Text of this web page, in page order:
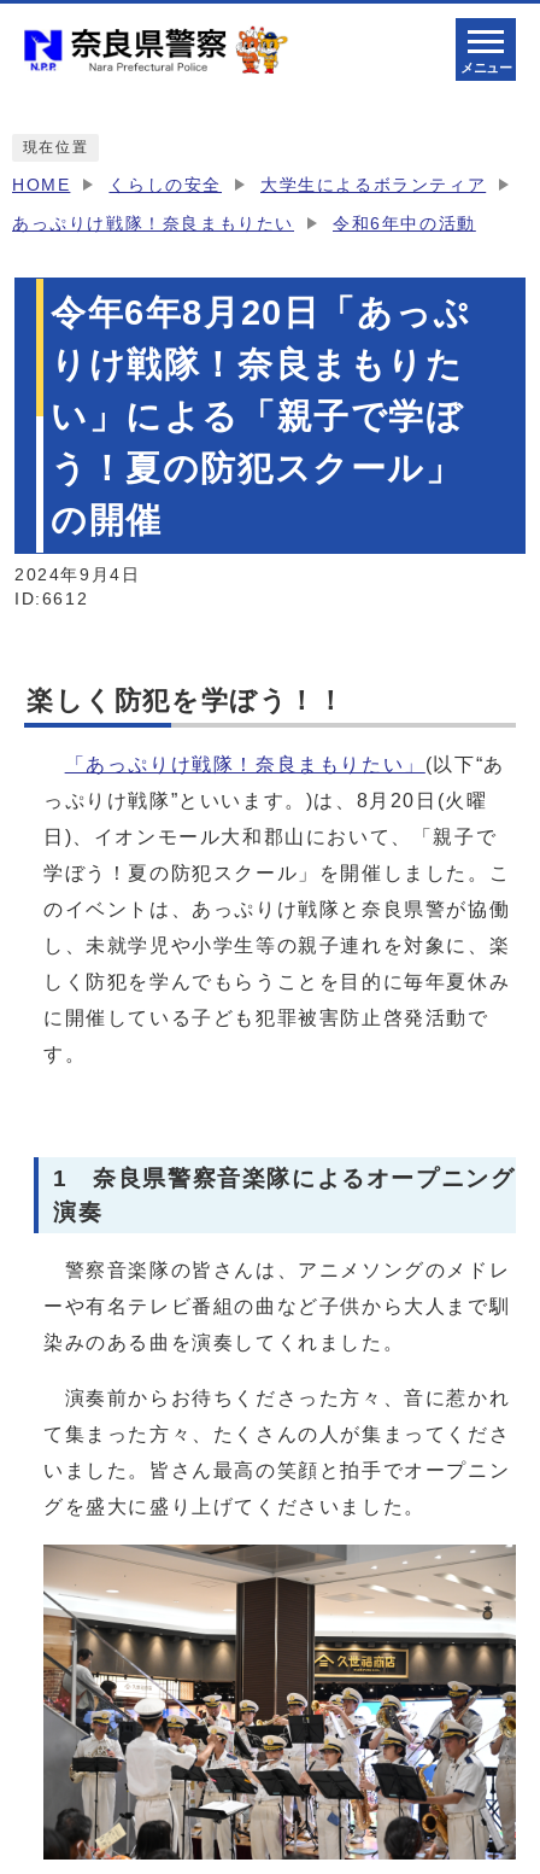
メニュー
現在位置
HOME くらしの安全 大学生によるボランティア
あっぷりけ戦隊！奈良まもりたい 令和6年中の活動
令年6年8月20日「あっぷ
りけ戦隊！奈良まもりた
い」による「親子で学ぼ
う！夏の防犯スクール」
の開催
2024年9月4日
ID:6612
楽しく防犯を学ぼう！！
「あっぷりけ戦隊！奈良まもりたい」 (以下“あ
っぷりけ戦隊”といいます。)は、8月20日(火曜
日)、イオンモール大和郡山において、「親子で
学ぼう！夏の防犯スクール」を開催しました。こ
のイベントは、あっぷりけ戦隊と奈良県警が協働
し、未就学児や小学生等の親子連れを対象に、楽
しく防犯を学んでもらうことを目的に毎年夏休み
に開催している子ども犯罪被害防止啓発活動で
す。
1 奈良県警察音楽隊によるオープニング
演奏
警察音楽隊の皆さんは、アニメソングのメドレ
ーや有名テレビ番組の曲など子供から大人まで馴
染みのある曲を演奏してくれました。
演奏前からお待ちくださった方々、音に惹かれ
て集まった方々、たくさんの人が集まってくださ
いました。皆さん最高の笑顔と拍手でオープニン
グを盛大に盛り上げてくださいました。